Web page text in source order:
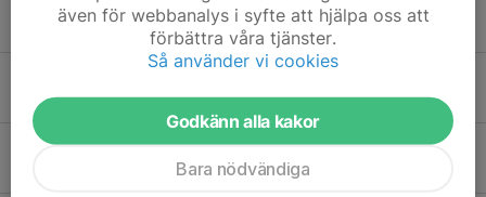
Anmälan LVC Gälivare
17 feb 2023 0
12 jan 2023 0
Hemmaläger 3-5/2
2
även för webbanalys i syfte att hjälpa oss att
förbättra våra tjänster.
Så använder vi cookies
Godkänn alla kakor
Bara nödvändiga